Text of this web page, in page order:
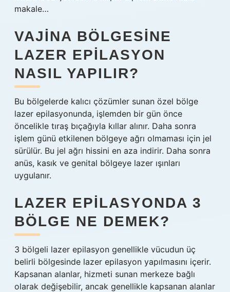
makale…
VAJINA BÖLGESINE
LAZER EPILASYON
NASIL YAPILIR?
Bu bölgelerde kalıcı çözümler sunan özel bölge
lazer epilasyonunda, işlemden bir gün önce
öncelikle tıraş bıçağıyla kıllar alınır. Daha sonra
işlem günü etkilenen bölgeye ağrı olmaması için jel
sürülür. Bu jel ağrı hissini en aza indirir. Daha sonra
anüs, kasık ve genital bölgeye lazer ışınları
uygulanır.
LAZER EPILASYONDA 3
BÖLGE NE DEMEK?
3 bölgeli lazer epilasyon genellikle vücudun üç
belirli bölgesinde lazer epilasyon yapılmasını içerir.
Kapsanan alanlar, hizmeti sunan merkeze bağlı
olarak değişebilir, ancak genellikle kapsanan alanlar